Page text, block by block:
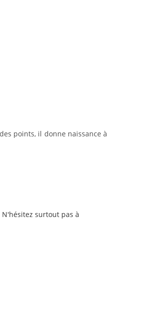
points, il donne naissance à
surtout pas à